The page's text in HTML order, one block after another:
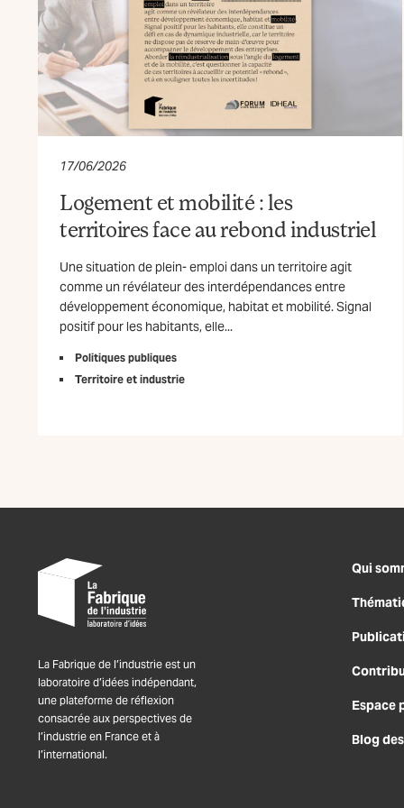
17/06/2026
Logement et mobilité : les
territoires face au rebond industriel
Une situation de plein- emploi dans un territoire agit
comme un révélateur des interdépendances entre
développement économique, habitat et mobilité. Signal
positif pour les habitants, elle...
Politiques publiques
Territoire et industrie
La Fabrique de l’industrie est un
laboratoire d’idées indépendant,
une plateforme de réflexion
consacrée aux perspectives de
l’industrie en France et à
l’international.
Qui
Espace
Blog